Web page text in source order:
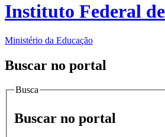
Instituto Federal
Ministério da Educação
Buscar no portal
Busca
Buscar no portal